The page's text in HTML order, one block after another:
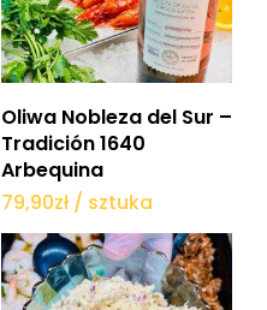
Dodaj do koszyka
Oliwa Nobleza del Sur –
Tradición 1640
Arbequina
79,90zł / sztuka